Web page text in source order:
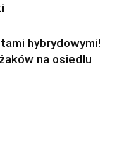
hybrydowymi!
na osiedlu